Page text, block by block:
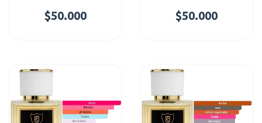
$50.000
Concentre
$50.000